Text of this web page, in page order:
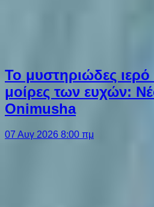
Το μυστηριώδες ιερό
μοίρες των ευχών:
Onimusha
07 Αυγ 2026 8:00 πμ